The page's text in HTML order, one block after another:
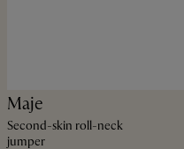
Maje
Second-skin roll-neck
jumper